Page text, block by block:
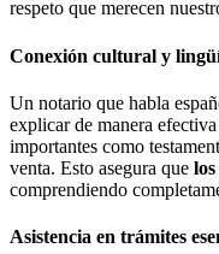
respeto que merecen
Conexión cultural y
Un notario que habla
explicar de manera
importantes como
venta. Esto asegura que
comprendiendo
Asistencia en trámites